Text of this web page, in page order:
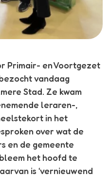
Primair- en Voortgezet
vandaag
Stad. Ze kwam
leraren-,
in het
over wat de
en de gemeente
het hoofd te
is ‘vernieuwend